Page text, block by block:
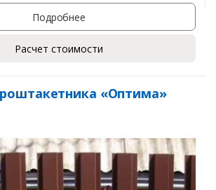
Подробнее
Расчет стоимости
«Оптима»